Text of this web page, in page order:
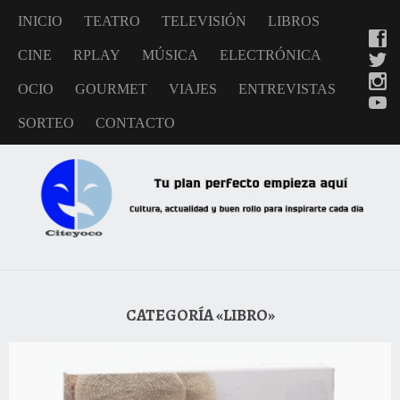
INICIO TEATRO TELEVISIÓN LIBROS
CINE RPLAY MÚSICA ELECTRÓNICA
OCIO GOURMET VIAJES ENTREVISTAS
SORTEO CONTACTO
CATEGORÍA «LIBRO»